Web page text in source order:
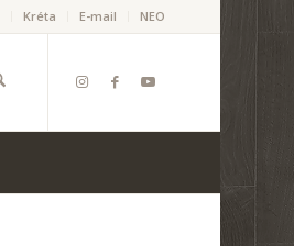
Kréta E-mail NEO